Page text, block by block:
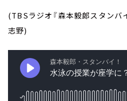
(TBSラジオ『森本毅郎スタンバ
志野)